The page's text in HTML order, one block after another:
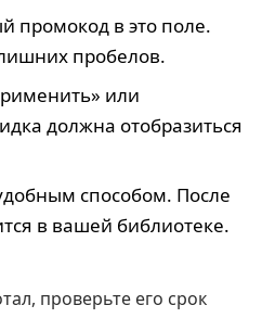
промокод в это поле.
пробелов.
или
должна отобразиться
способом. После
в вашей библиотеке.
проверьте его срок